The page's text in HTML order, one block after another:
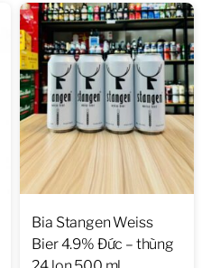
Bia Stangen Weiss
Bier 4.9% Đức – thùng